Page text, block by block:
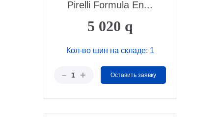
Pirelli Formula En...
5 020 q
Кол-во шин на складе: 1
– 1 + Оставить заявку